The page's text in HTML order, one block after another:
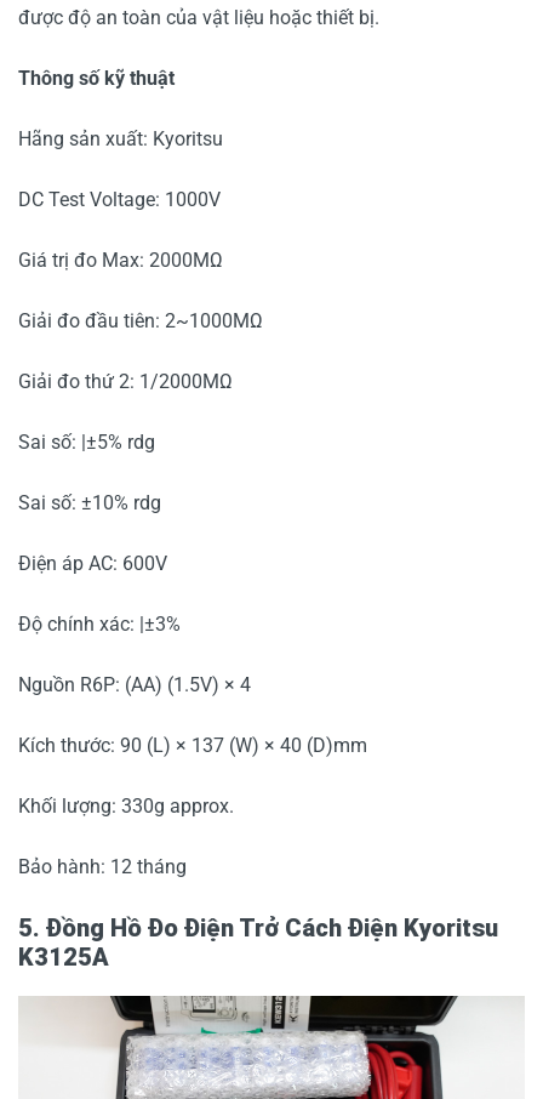
được độ an toàn của vật liệu hoặc thiết bị.
Thông số kỹ thuật
Hãng sản xuất: Kyoritsu
DC Test Voltage: 1000V
Giá trị đo Max: 2000MΩ
Giải đo đầu tiên: 2~1000MΩ
Giải đo thứ 2: 1/2000MΩ
Sai số: |±5% rdg
Sai số: ±10% rdg
Điện áp AC: 600V
Độ chính xác: |±3%
Nguồn R6P: (AA) (1.5V) × 4
Kích thước: 90 (L) × 137 (W) × 40 (D)mm
Khối lượng: 330g approx.
Bảo hành: 12 tháng
5. Đồng Hồ Đo Điện Trở Cách Điện Kyoritsu
K3125A